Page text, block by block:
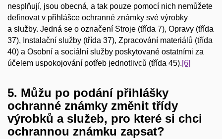
nesplňují, jsou obecná, a tak pouze pomocí nich nemůžete
definovat v přihlášce ochranné známky své výrobky
a služby. Jedná se o označení Stroje (třída 7), Opravy (třída
37), Instalační služby (třída 37), Zpracování materiálů (třída
40) a Osobní a sociální služby poskytované ostatními za
účelem uspokojování potřeb jednotlivců (třída 45).[6]
5. Můžu po podání přihlášky
ochranné známky změnit třídy
výrobků a služeb, pro které si chci
ochrannou známku zapsat?